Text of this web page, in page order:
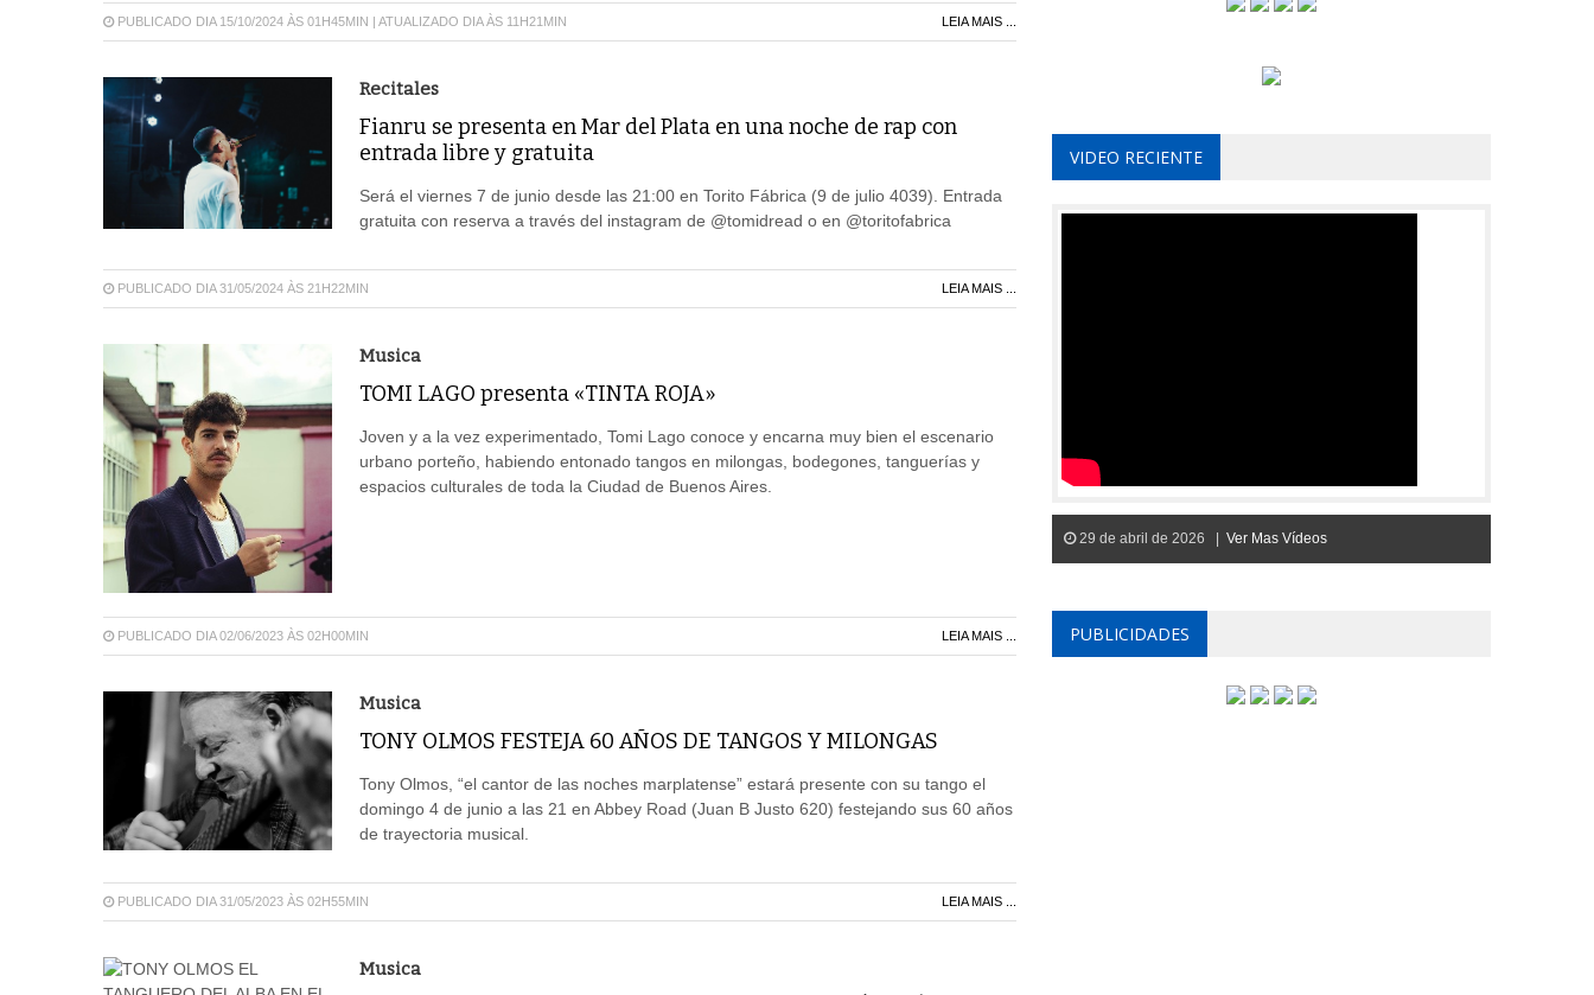
PUBLICADO DIA 15/10/2024 ÀS 01H45MIN | ATUALIZADO DIA ÀS 11H21MIN LEIA MAIS ...
Recitales
Fianru se presenta en Mar del Plata en una noche de rap con
entrada libre y gratuita
Será el viernes 7 de junio desde las 21:00 en Torito Fábrica (9 de julio 4039). Entrada
gratuita con reserva a través del instagram de @tomidread o en @toritofabrica
PUBLICADO DIA 31/05/2024 ÀS 21H22MIN LEIA MAIS ...
Musica
TOMI LAGO presenta «TINTA ROJA»
Joven y a la vez experimentado, Tomi Lago conoce y encarna muy bien el escenario
urbano porteño, habiendo entonado tangos en milongas, bodegones, tanguerías y
espacios culturales de toda la Ciudad de Buenos Aires.
PUBLICADO DIA 02/06/2023 ÀS 02H00MIN LEIA MAIS ...
Musica
TONY OLMOS FESTEJA 60 AÑOS DE TANGOS Y MILONGAS
Tony Olmos, “el cantor de las noches marplatense” estará presente con su tango el
domingo 4 de junio a las 21 en Abbey Road (Juan B Justo 620) festejando sus 60 años
de trayectoria musical.
PUBLICADO DIA 31/05/2023 ÀS 02H55MIN LEIA MAIS ...
Musica
VIDEO RECIENTE
29 de abril de 2026 | Ver Mas Vídeos
PUBLICIDADES